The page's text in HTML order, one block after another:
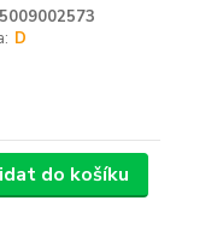
D
do košíku